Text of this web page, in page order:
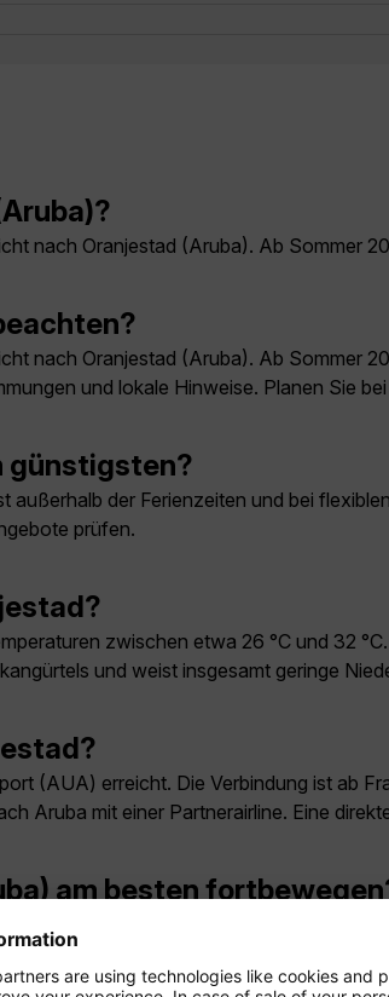
nach Oranjestad (Aruba). Ab Sommer
nach Oranjestad (Aruba). Ab Sommer
und lokale Hinweise. Planen Sie
günstigsten?
der Ferienzeiten und bei
prüfen.
zwischen etwa 26 °C und 32
und weist insgesamt geringe
(AUA) erreicht. Die Verbindung ist ab
Aruba mit einer Partnerairline. Eine
am besten
nach Ziel Taxis, App-Fahrdienste,